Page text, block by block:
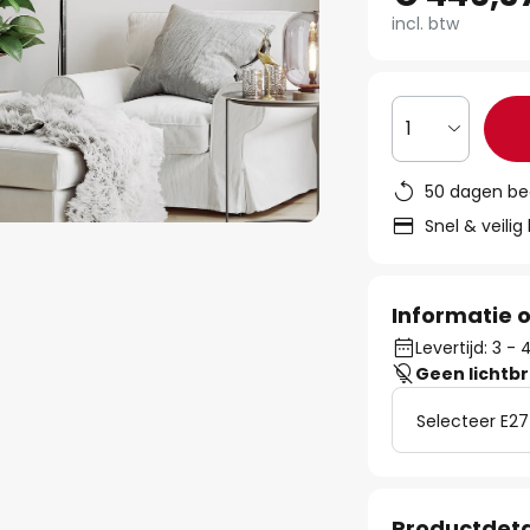
incl. btw
1
50 dagen
Snel &
Informatie
Levertijd: 3 -
Geen
Selecteer